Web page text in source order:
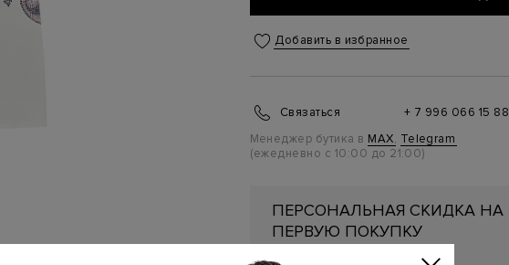
Добавить в избранное
Связаться
+ 7 996 066 15 88
Менеджер бутика в MAX, Telegram
(ежедневно с 10:00 до 21:00)
ПЕРСОНАЛЬНАЯ СКИДКА НА
ПЕРВУЮ ПОКУПКУ
Подробнее